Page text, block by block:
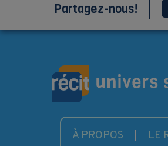
À PROPOS LE
Partagez-nous!